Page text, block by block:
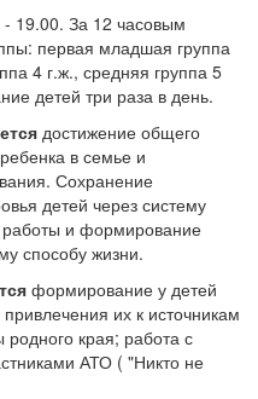
19.00. За 12 часовым
первая младшая группа
4 г.ж., средняя группа 5
детей три раза в день.
достижение общего
в семье и
Сохранение
детей через систему
работы и формирование
способу жизни.
формирование у детей
их к источникам
края; работа с
АТО ( "Никто не